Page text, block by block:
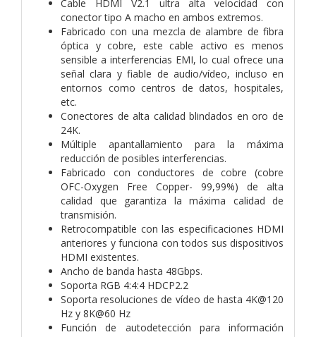
Cable HDMI V2.1 ultra alta velocidad con
conector tipo A macho en ambos extremos.
Fabricado con una mezcla de alambre de fibra
óptica y cobre, este cable activo es menos
sensible a interferencias EMI, lo cual ofrece una
señal clara y fiable de audio/vídeo, incluso en
entornos como centros de datos, hospitales,
etc.
Conectores de alta calidad blindados en oro de
24K.
Múltiple apantallamiento para la máxima
reducción de posibles interferencias.
Fabricado con conductores de cobre (cobre
OFC-Oxygen Free Copper- 99,99%) de alta
calidad que garantiza la máxima calidad de
transmisión.
Retrocompatible con las especificaciones HDMI
anteriores y funciona con todos sus dispositivos
HDMI existentes.
Ancho de banda hasta 48Gbps.
Soporta RGB 4:4:4 HDCP2.2
Soporta resoluciones de vídeo de hasta 4K@120
Hz y 8K@60 Hz
Función de autodetección para información